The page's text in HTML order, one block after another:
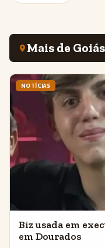
Mais de Goiás
NOTÍCIAS
Biz usada em
em Dourados